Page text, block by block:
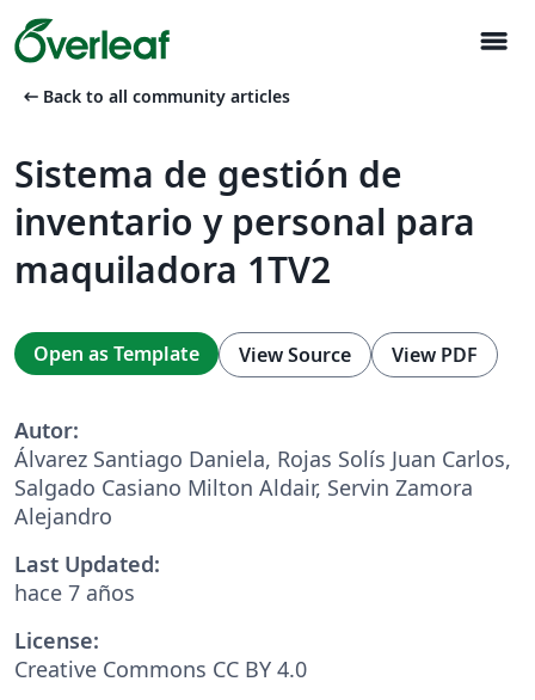
menu
arrow_left_alt Back to all community articles
Sistema de gestión de
inventario y personal para
maquiladora 1TV2
Open as Template View Source View PDF
Autor:
Álvarez Santiago Daniela, Rojas Solís Juan Carlos,
Salgado Casiano Milton Aldair, Servin Zamora
Alejandro
Last Updated:
hace 7 años
License:
Creative Commons CC BY 4.0